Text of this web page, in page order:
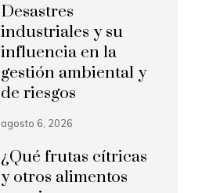
Desastres
industriales y su
influencia en la
gestión ambiental y
de riesgos
agosto 6, 2026
¿Qué frutas cítricas
y otros alimentos